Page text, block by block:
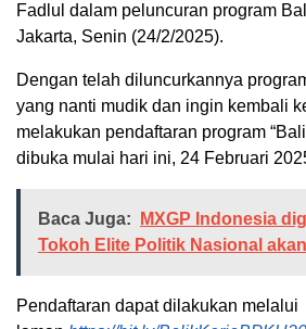
Fadlul dalam peluncuran program
Jakarta, Senin (24/2/2025).
Dengan telah diluncurkannya
yang nanti mudik dan ingin kembali
melakukan pendaftaran program
dibuka mulai hari ini, 24 Februari
Baca Juga:
MXGP Indonesia
Tokoh Elite Politik Nasional
Pendaftaran dapat dilakukan melalui